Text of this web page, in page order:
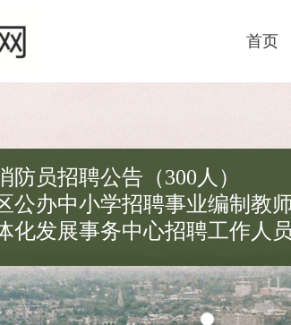
首页
防员招聘公告（300人）
公办中小学招聘事业编制教师
化发展事务中心招聘工作人员